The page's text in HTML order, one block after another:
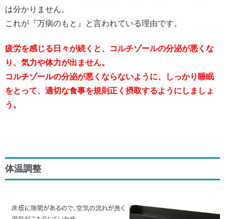
は分かりません。
これが『万病のもと』と言われている理由です。
疲労を感じる日々が続くと、コルチゾールの分泌が悪くな
り、気力や体力が出ません。
コルチゾールの分泌が悪くならないように、しっかり睡眠
をとって、適切な食事を規則正く摂取するようにしましょ
う。
体温調整